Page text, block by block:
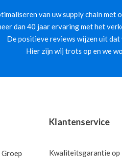
van uw supply chain met
dan 40 jaar ervaring met het
De positieve reviews wijzen uit dat
Hier zijn wij trots op en we
Klantenservice
Kwaliteitsgarantie op